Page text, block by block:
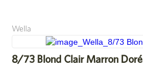
Wella
8/73 Blond Clair Marron Doré